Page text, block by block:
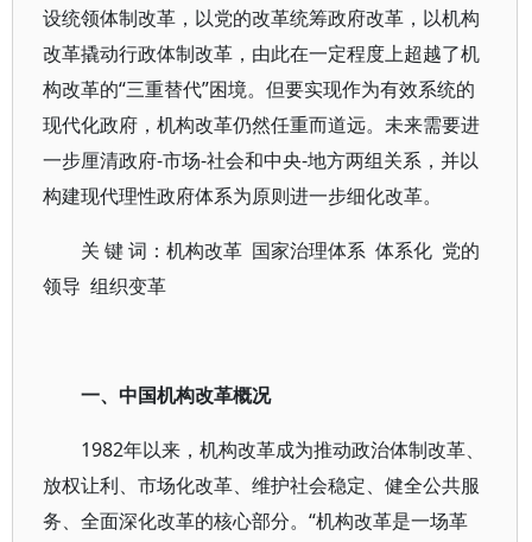
设统领体制改革，以党的改革统筹政府改革，以机构
改革撬动行政体制改革，由此在一定程度上超越了机
构改革的“三重替代”困境。但要实现作为有效系统的
现代化政府，机构改革仍然任重而道远。未来需要进
一步厘清政府-市场-社会和中央-地方两组关系，并以
构建现代理性政府体系为原则进一步细化改革。
关 键 词：机构改革 国家治理体系 体系化 党的
领导 组织变革
一、中国机构改革概况
1982年以来，机构改革成为推动政治体制改革、
放权让利、市场化改革、维护社会稳定、健全公共服
务、全面深化改革的核心部分。“机构改革是一场革